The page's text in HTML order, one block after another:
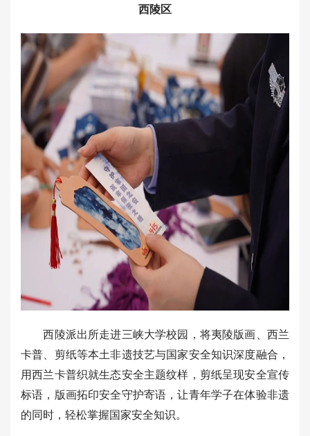
西陵区
西陵派出所走进三峡大学校园，将夷陵版画、西兰
卡普、剪纸等本土非遗技艺与国家安全知识深度融合，
用西兰卡普织就生态安全主题纹样，剪纸呈现安全宣传
标语，版画拓印安全守护寄语，让青年学子在体验非遗
的同时，轻松掌握国家安全知识。